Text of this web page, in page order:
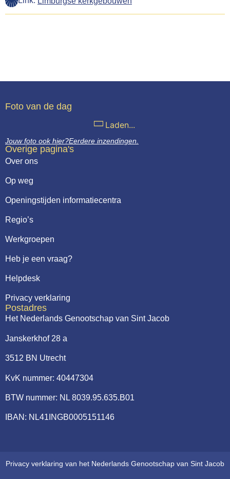
Foto van de dag
Laden...
Jouw foto ook hier?Eerdere inzendingen.
Overige pagina's
Over ons
Op weg
Openingstijden informatiecentra
Regio’s
Werkgroepen
Heb je een vraag?
Helpdesk
Privacy verklaring
Postadres
Het Nederlands Genootschap van Sint Jacob
Janskerkhof 28 a
3512 BN Utrecht
KvK nummer: 40447304
BTW nummer: NL 8039.95.635.B01
IBAN: NL41INGB0005151146
Privacy verklaring van het Nederlands Genootschap van Sint Jacob